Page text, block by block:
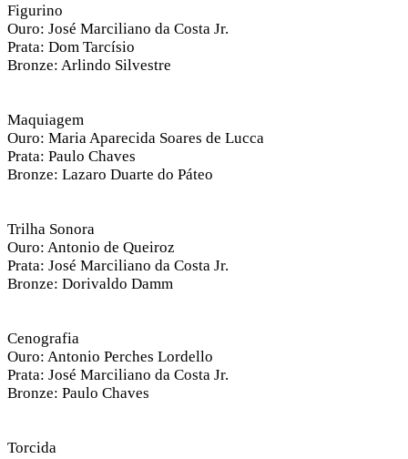
Figurino
Ouro: José Marciliano da Costa Jr.
Prata: Dom Tarcísio
Bronze: Arlindo Silvestre
Maquiagem
Ouro: Maria Aparecida Soares de Lucca
Prata: Paulo Chaves
Bronze: Lazaro Duarte do Páteo
Trilha Sonora
Ouro: Antonio de Queiroz
Prata: José Marciliano da Costa Jr.
Bronze: Dorivaldo Damm
Cenografia
Ouro: Antonio Perches Lordello
Prata: José Marciliano da Costa Jr.
Bronze: Paulo Chaves
Torcida